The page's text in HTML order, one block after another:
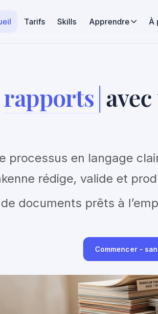
Tarifs Skills Apprendre À
de
processus en langage
rédige, valide et
documents prêts à
Commencer -